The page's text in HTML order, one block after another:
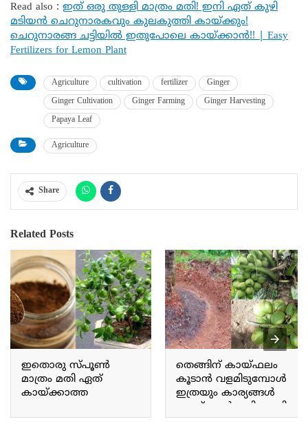
Read also : ഇത് ഒരു തുള്ളി മാത്രം മതി! ഇനി ഏത് കുഴി
മടിയൻ ചെറുനാരകവും കുലകുത്തി കായ്ക്കും!
ചെറുനാരങ്ങ ചട്ടിയിൽ ഇതുപോലെ കായ്ക്കാൻ!! | Easy
Fertilizers for Lemon Plant
Agriculture cultivation fertilizer
Ginger
Ginger Cultivation
Ginger Farming
Ginger Harvesting
Papaya Leaf
Agriculture
Share
Related Posts
ഇതൊരു സ്‌പൂൺ
മാത്രം മതി ഏത്
കായ്ക്കാത്ത
കുലകുത്തി കായ്ക്കും!
തെങ്ങിന് കായ്ഫലം
കൂടാൻ വളമിടുമ്പോൾ
ഇത്രയും കാര്യങ്ങൾ
ചെയ്താൽ മതി.. ഇനി
തെങ്ങിന് ഇരട്ടി വിളവ്.!!